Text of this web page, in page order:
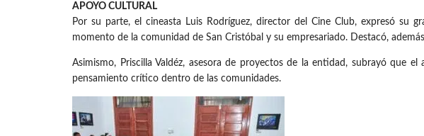
APOYO CULTURAL
Por su parte, el cineasta Luis Rodríguez, director del Cine Club, expresó su
momento de la comunidad de San Cristóbal y su empresariado. Destacó,
Asimismo, Priscilla Valdéz, asesora de proyectos de la entidad, subrayó que
pensamiento crítico dentro de las comunidades.